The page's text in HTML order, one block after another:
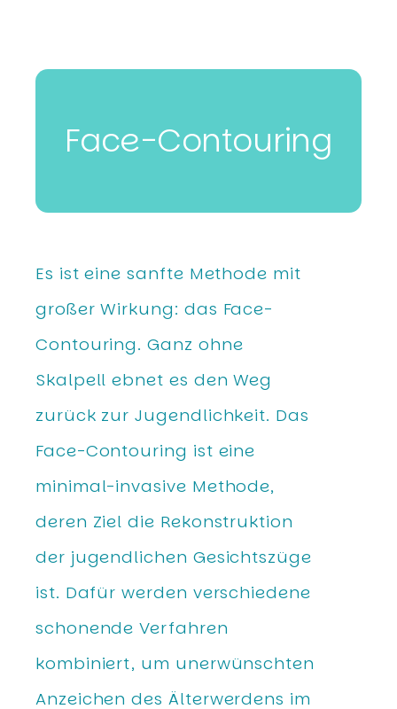
Face-Contouring
Es ist eine sanfte Methode mit
großer Wirkung: das Face-
Contouring. Ganz ohne
Skalpell ebnet es den Weg
zurück zur Jugendlichkeit. Das
Face-Contouring ist eine
minimal-invasive Methode,
deren Ziel die Rekonstruktion
der jugendlichen Gesichtszüge
ist. Dafür werden verschiedene
schonende Verfahren
kombiniert, um unerwünschten
Anzeichen des Älterwerdens im